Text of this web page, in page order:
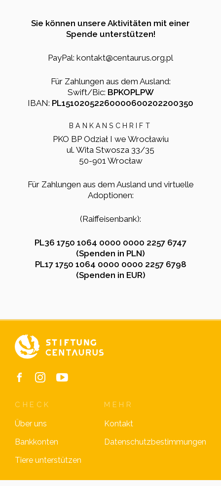
Sie können unsere Aktivitäten mit einer
Spende unterstützen!
PayPal: kontakt@centaurus.org.pl
Für Zahlungen aus dem Ausland:
Swift/Bic: BPKOPLPW
IBAN: PL15102052260000600202200350
BANKANSCHRIFT
PKO BP Odział I we Wrocławiu
ul. Wita Stwosza 33/35
50-901 Wrocław
Für Zahlungen aus dem Ausland und virtuelle
Adoptionen:
(Raiffeisenbank):
PL36 1750 1064 0000 0000 2257 6747
(Spenden in PLN)
PL17 1750 1064 0000 0000 2257 6798
(Spenden in EUR)
CHECK
Über uns
Bankkonten
Tiere unterstützen
MEHR
Kontakt
Datenschutzbestimmungen